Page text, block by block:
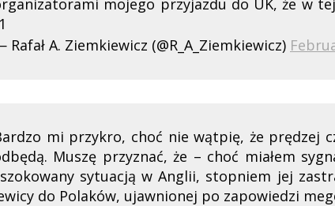
Rafał A. Ziemkiewicz (@R_A_Ziemkiewicz)
mi przykro, choć nie wątpię, że prędzej
Muszę przyznać, że – choć miałem
sytuacją w Anglii, stopniem jej
do Polaków, ujawnionej po zapowiedzi